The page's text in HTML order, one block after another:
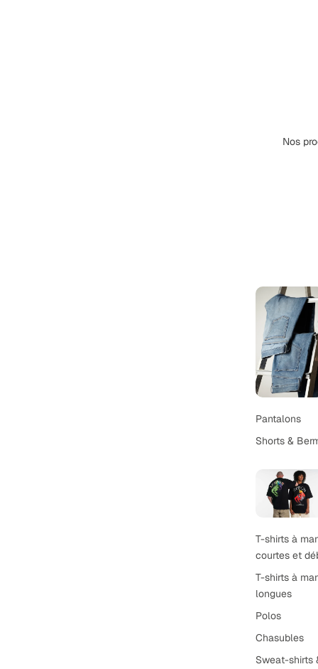
Nos
Pantalons
Shorts &
T-shirts à
courtes et
T-shirts à
longues
Polos
Chasubles
Sweat-shirts